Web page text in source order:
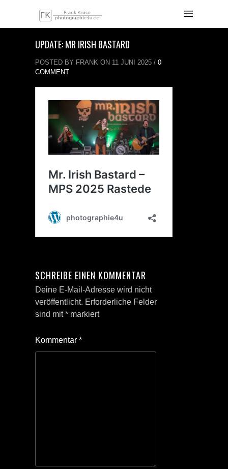
UPDATE: MR IRISH BASTARD
POSTED BY FRANK ON 11 JUNI 2025 / 0
COMMENT
SCHREIBE EINEN KOMMENTAR
Deine E-Mail-Adresse wird nicht
veröffentlicht. Erforderliche Felder
sind mit* markiert
Kommentar *